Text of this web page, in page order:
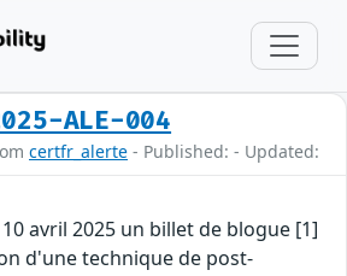
ALE-004
certfr_alerte - Published: - Updated:
avril 2025 un billet de blogue [1]
d'une technique de post-